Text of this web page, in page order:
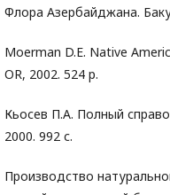
Флора Азербайджана.
Moerman D.E. Native
OR, 2002. 524 p.
Кьосев П.А. Полный
2000. 992 с.
Производство